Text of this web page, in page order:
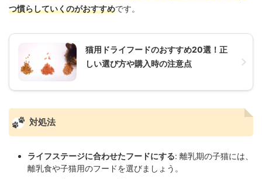
つ慣らしていくのがおすすめです。
猫用ドライフードのおすすめ20選！正
しい選び方や購入時の注意点
対処法
ライフステージに合わせたフードにする: 離乳期の子猫には、
離乳食や子猫用のフードを選びましょう。